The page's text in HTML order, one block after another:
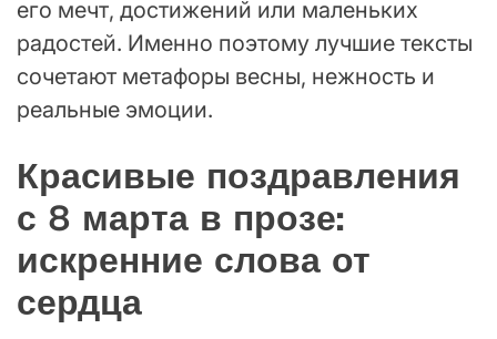
его мечт, достижений или маленьких
радостей. Именно поэтому лучшие тексты
сочетают метафоры весны, нежность и
реальные эмоции.
Красивые поздравления
с 8 марта в прозе:
искренние слова от
сердца